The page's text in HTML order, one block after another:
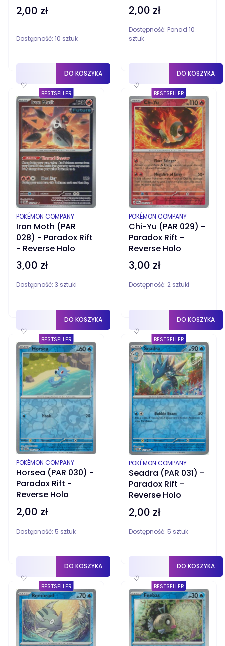
Cena
2,00 zł
Dostępność: 10 sztuk
♡
DO KOSZYKA
Cena
2,00 zł
Dostępność: Ponad 10
sztuk
♡
DO KOSZYKA
BESTSELLER
Iron Moth (PAR
028) - Paradox Rift
- Reverse Holo
PRODUCENT
POKÉMON COMPANY
Cena
3,00 zł
Dostępność: 3 sztuki
♡
DO KOSZYKA
BESTSELLER
Chi-Yu (PAR 029) -
Paradox Rift -
Reverse Holo
PRODUCENT
POKÉMON COMPANY
Cena
3,00 zł
Dostępność: 2 sztuki
♡
DO KOSZYKA
BESTSELLER
Horsea (PAR 030) -
Paradox Rift -
Reverse Holo
PRODUCENT
POKÉMON COMPANY
Cena
2,00 zł
Dostępność: 5 sztuk
♡
DO KOSZYKA
BESTSELLER
Seadra (PAR 031) -
Paradox Rift -
Reverse Holo
PRODUCENT
POKÉMON COMPANY
Cena
2,00 zł
Dostępność: 5 sztuk
♡
DO KOSZYKA
BESTSELLER BESTSELLER